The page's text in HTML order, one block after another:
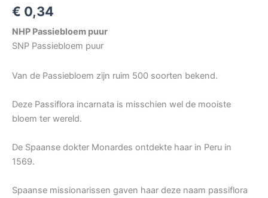
€ 0,34
NHP Passiebloem puur
SNP Passiebloem puur
Van de Passiebloem zijn ruim 500 soorten bekend.
Deze Passiflora incarnata is misschien wel de mooiste
bloem ter wereld.
De Spaanse dokter Monardes ontdekte haar in Peru in
1569.
Spaanse missionarissen gaven haar deze naam passiflora